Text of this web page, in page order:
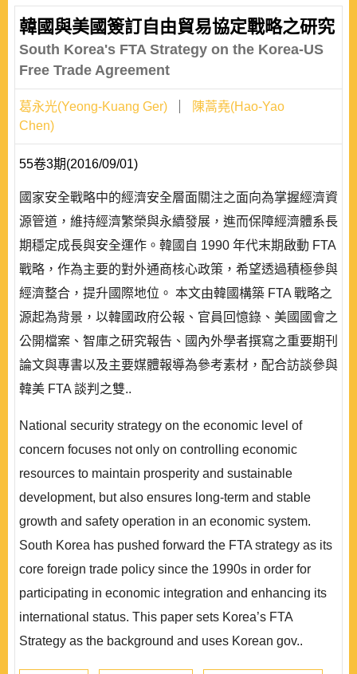
韓國與美國簽訂自由貿易協定戰略之研究
South Korea's FTA Strategy on the Korea-US
Free Trade Agreement
葛永光(Yeong-Kuang Ger)
陳蒿堯(Hao-Yao
Chen)
55卷3期(2016/09/01)
國家安全戰略中的經濟安全層面關注之面向為掌握經濟資
源管道，維持經濟繁榮與永續發展，進而保障經濟體系長
期穩定成長與安全運作。韓國自 1990 年代末期啟動 FTA
戰略，作為主要的對外通商核心政策，希望透過積極參與
經濟整合，提升國際地位。 本文由韓國構築 FTA 戰略之
源起為背景，以韓國政府公報、官員回憶錄、美國國會之
公開檔案、智庫之研究報告、國內外學者撰寫之重要期刊
論文與專書以及主要媒體報導為參考素材，配合訪談參與
韓美 FTA 談判之雙..
National security strategy on the economic level of
concern focuses not only on controlling economic
resources to maintain prosperity and sustainable
development, but also ensures long-term and stable
growth and safety operation in an economic system.
South Korea has pushed forward the FTA strategy as its
core foreign trade policy since the 1990s in order for
participating in economic integration and enhancing its
international status. This paper sets Korea’s FTA
Strategy as the background and uses Korean gov..